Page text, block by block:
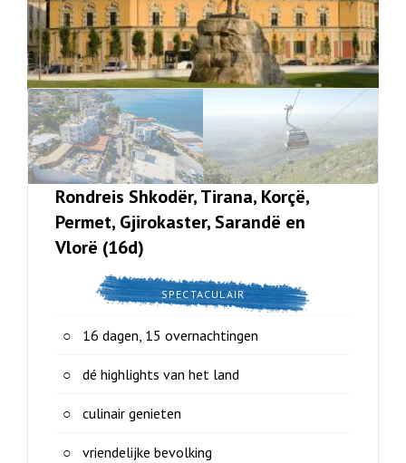
Rondreis Shkodër, Tirana, Korçë,
Permet, Gjirokaster, Sarandë en
Vlorë (16d)
SPECTACULAIR
16 dagen, 15 overnachtingen
dé highlights van het land
culinair genieten
vriendelijke bevolking